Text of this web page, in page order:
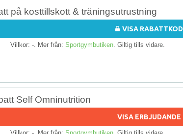
på kosttillskott & träningsutrustning
VISA RABATTKOD
Villkor: -. Mer från: Sportgymbutiken . Giltig tills vidare.
Self Omninutrition
VISA ERBJUDANDE